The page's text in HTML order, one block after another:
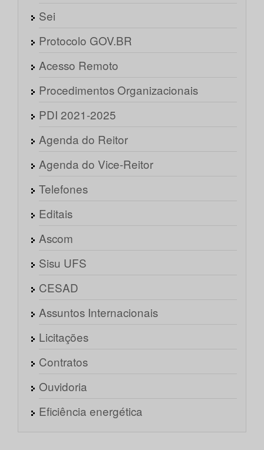
Sei
Protocolo GOV.BR
Acesso Remoto
Procedimentos Organizacionais
PDI 2021-2025
Agenda do Reitor
Agenda do Vice-Reitor
Telefones
Editais
Ascom
Sisu UFS
CESAD
Assuntos Internacionais
Licitações
Contratos
Ouvidoria
Eficiência energética